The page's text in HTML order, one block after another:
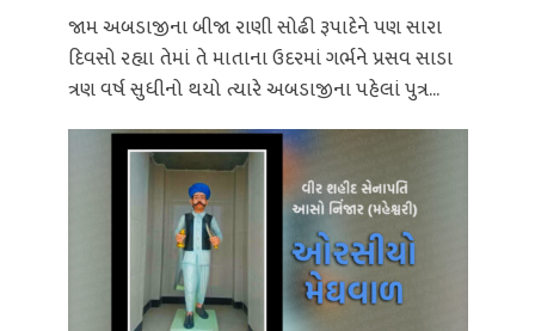
જામ અબડાજીના બીજા રાણી સોઢી રૂપાદેને પણ સારા
દિવસો રહ્યા તેમાં તે માતાના ઉદરમાં ગર્ભને પ્રસવ સાડા
ત્રણ વર્ષ સુધીનો થયો ત્યારે અબડાજીના પહેલાં પુત્ર...